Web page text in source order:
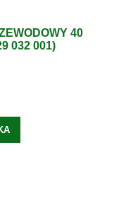
40
032 001)